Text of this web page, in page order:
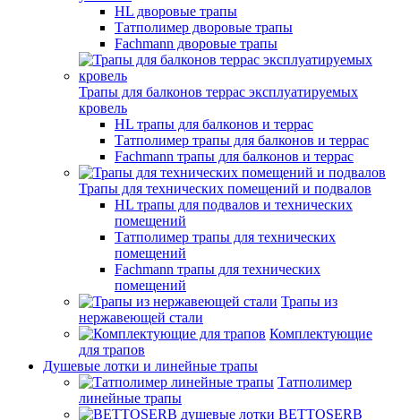
HL дворовые трапы
Татполимер дворовые трапы
Fachmann дворовые трапы
Трапы для балконов террас эксплуатируемых
кровель
HL трапы для балконов и террас
Татполимер трапы для балконов и террас
Fachmann трапы для балконов и террас
Трапы для технических помещений и подвалов
HL трапы для подвалов и технических
помещений
Татполимер трапы для технических
помещений
Fachmann трапы для технических
помещений
Трапы из
нержавеющей стали
Комплектующие
для трапов
Душевые лотки и линейные трапы
Татполимер
линейные трапы
BETTOSERB